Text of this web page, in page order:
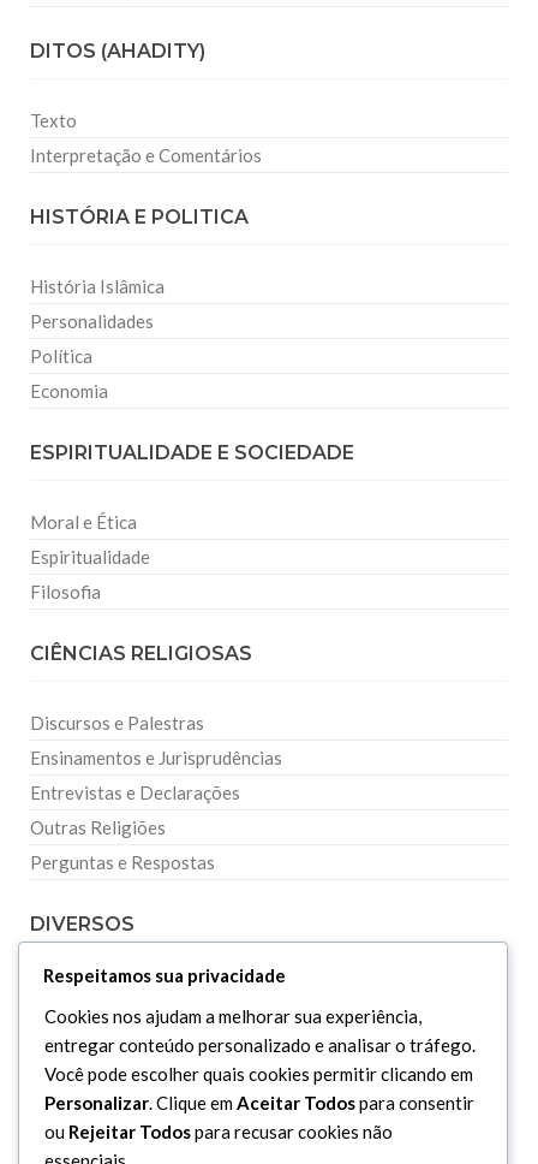
DITOS (AHADITY)
Texto
Interpretação e Comentários
HISTÓRIA E POLITICA
História Islâmica
Personalidades
Política
Economia
ESPIRITUALIDADE E SOCIEDADE
Moral e Ética
Espiritualidade
Filosofia
CIÊNCIAS RELIGIOSAS
Discursos e Palestras
Ensinamentos e Jurisprudências
Entrevistas e Declarações
Outras Religiões
Perguntas e Respostas
DIVERSOS
Curiosidades
Dicionário Islâmico
Downloads
Respeitamos sua privacidade
Cookies nos ajudam a melhorar sua experiência,
entregar conteúdo personalizado e analisar o tráfego.
Você pode escolher quais cookies permitir clicando em
Personalizar. Clique emAceitar Todospara consentir
ou Rejeitar Todospara recusar cookies não